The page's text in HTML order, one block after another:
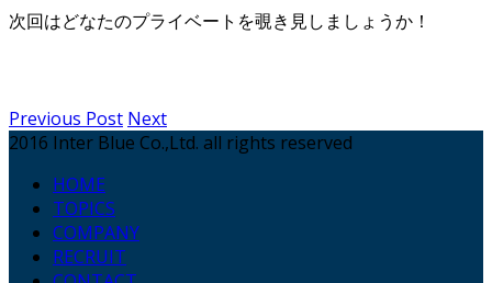
次回はどなたのプライベートを覗き見しましょうか！
Previous Post Next
2016 Inter Blue Co.,Ltd. all rights reserved
HOME
TOPICS
COMPANY
RECRUIT